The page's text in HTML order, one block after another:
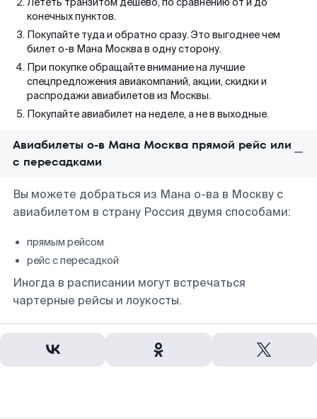
конечных пунктов.
Покупайте туда и обратно сразу. Это выгоднее чем
билет о-в Мана Москва в одну сторону.
При покупке обращайте внимание на лучшие
спецпредложения авиакомпаний, акции, скидки и
распродажи авиабилетов из Москвы.
Покупайте авиабилет на неделе, а не в выходные.
Авиабилеты о-в Мана Москва прямой рейс или
с пересадками
Вы можете добраться из Мана о-ва в Москву с
авиабилетом в страну Россия двумя способами:
прямым рейсом
рейс с пересадкой
Иногда в расписании могут встречаться
чартерные рейсы и лоукосты.